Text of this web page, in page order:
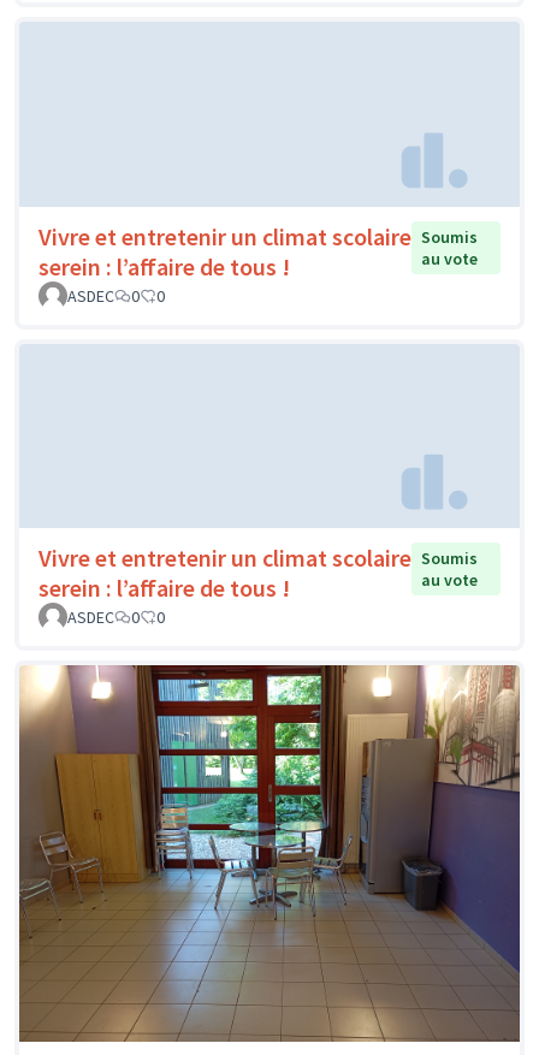
Vivre et entretenir un climat scolaire
serein : l’affaire de tous !
Soumis
au vote
ASDEC
0 0
Vivre et entretenir un climat scolaire
serein : l’affaire de tous !
Soumis
au vote
ASDEC
0 0